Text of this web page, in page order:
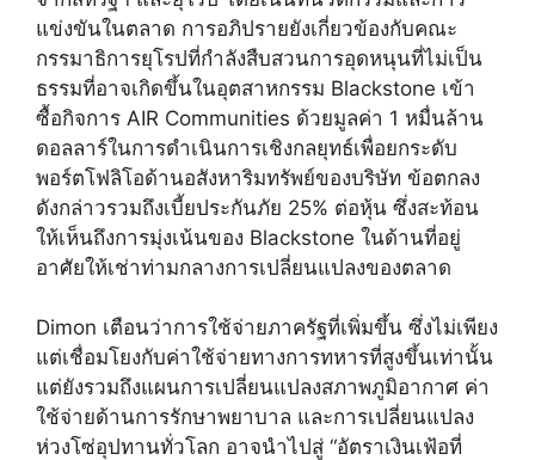
แข่งขันในตลาด การอภิปรายยังเกี่ยวข้องกับคณะ
กรรมาธิการยุโรปที่กำลังสืบสวนการอุดหนุนที่ไม่เป็น
ธรรมที่อาจเกิดขึ้นในอุตสาหกรรม Blackstone เข้า
ซื้อกิจการ AIR Communities ด้วยมูลค่า 1 หมื่นล้าน
ดอลลาร์ในการดำเนินการเชิงกลยุทธ์เพื่อยกระดับ
พอร์ตโฟลิโอด้านอสังหาริมทรัพย์ของบริษัท ข้อตกลง
ดังกล่าวรวมถึงเบี้ยประกันภัย 25% ต่อหุ้น ซึ่งสะท้อน
ให้เห็นถึงการมุ่งเน้นของ Blackstone ในด้านที่อยู่
อาศัยให้เช่าท่ามกลางการเปลี่ยนแปลงของตลาด
Dimon เตือนว่าการใช้จ่ายภาครัฐที่เพิ่มขึ้น ซึ่งไม่เพียง
แต่เชื่อมโยงกับค่าใช้จ่ายทางการทหารที่สูงขึ้นเท่านั้น
แต่ยังรวมถึงแผนการเปลี่ยนแปลงสภาพภูมิอากาศ ค่า
ใช้จ่ายด้านการรักษาพยาบาล และการเปลี่ยนแปลง
ห่วงโซ่อุปทานทั่วโลก อาจนำไปสู่ ​​“อัตราเงินเฟ้อที่